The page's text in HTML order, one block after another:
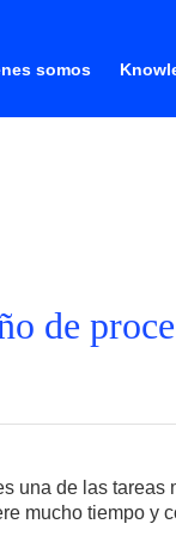
somos
de
una de las tareas
mucho tiempo y